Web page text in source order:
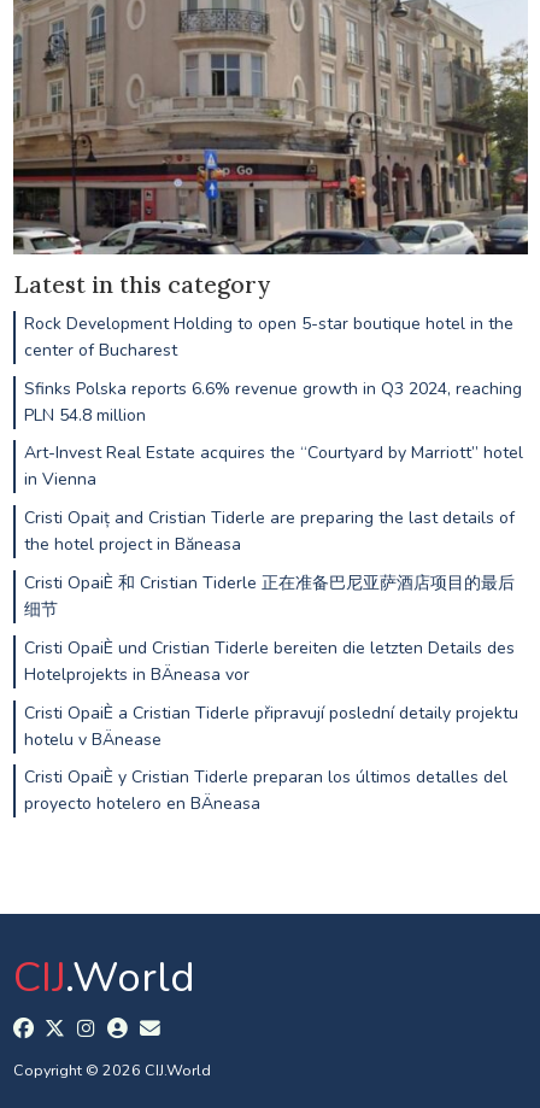
Latest in this category
Rock Development Holding to open 5-star boutique hotel in the
center of Bucharest
Sfinks Polska reports 6.6% revenue growth in Q3 2024, reaching
PLN 54.8 million
Art-Invest Real Estate acquires the “Courtyard by Marriott” hotel
in Vienna
Cristi Opaiț and Cristian Tiderle are preparing the last details of
the hotel project in Băneasa
Cristi OpaiÈ 和 Cristian Tiderle 正在准备巴尼亚萨酒店项目的最后
细节
Cristi OpaiÈ und Cristian Tiderle bereiten die letzten Details des
Hotelprojekts in BÄneasa vor
Cristi OpaiÈ a Cristian Tiderle připravují poslední detaily projektu
hotelu v BÄnease
Cristi OpaiÈ y Cristian Tiderle preparan los últimos detalles del
proyecto hotelero en BÄneasa
CIJ.World
Copyright © 2026 CIJ.World